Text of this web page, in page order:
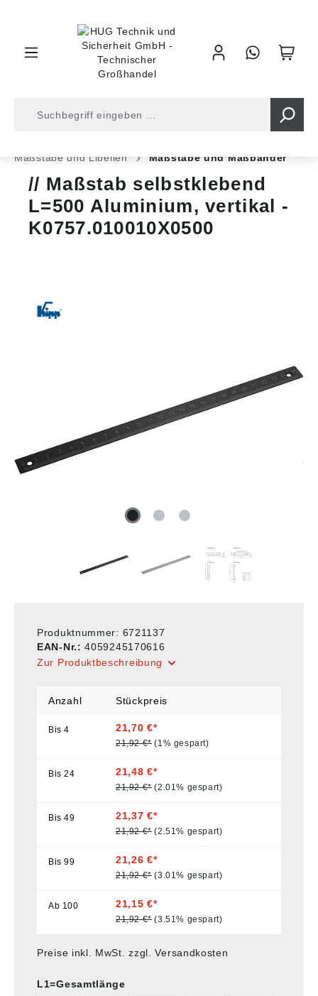
Maßstäbe und Libellen
Maßstäbe und Maßbänder
Maßstab selbstklebend
L=500 Aluminium, vertikal -
K0757.010010X0500
Produktnummer: 6721137
EAN-Nr.:4059245170616
Zur Produktbeschreibung
Anzahl Stückpreis
Bis4 21,70 €*
21,92 €* (1% gespart)
Bis24 21,48 €*
21,92 €* (2.01% gespart)
Bis49 21,37 €*
21,92 €* (2.51% gespart)
Bis99 21,26 €*
21,92 €* (3.01% gespart)
Ab 100 21,15 €*
21,92 €* (3.51% gespart)
Preise inkl. MwSt. zzgl. Versandkosten
L1=Gesamtlänge